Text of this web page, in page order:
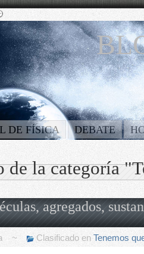
DE FÍSICA DEBATE
la categoría
agregados,
~ Clasificado en Tenemos